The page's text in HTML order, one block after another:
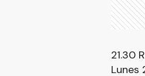
21.30
Lunes